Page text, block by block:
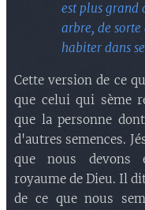
est plus grand
arbre, de
habiter dans
Cette version de ce
que celui qui sème
que la personne
d'autres semences.
que nous devons
royaume de Dieu. Il
de ce que nous